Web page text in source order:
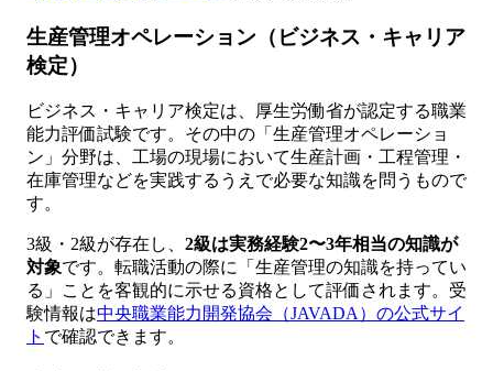
生産管理オペレーション（ビジネス・キャリア
検定）
ビジネス・キャリア検定は、厚生労働省が認定する職業
能力評価試験です。その中の「生産管理オペレーショ
ン」分野は、工場の現場において生産計画・工程管理・
在庫管理などを実践するうえで必要な知識を問うもので
す。
3級・2級が存在し、 2級は実務経験2〜3年相当の知識が
対象です。転職活動の際に「生産管理の知識を持ってい
る」ことを客観的に示せる資格として評価されます。受
験情報は中央職業能力開発協会（JAVADA）の公式サイ
ト で確認できます。